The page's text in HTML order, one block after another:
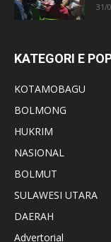
31/
KATEGORI E
KOTAMOBAGU
BOLMONG
HUKRIM
NASIONAL
BOLMUT
SULAWESI UTARA
DAERAH
Advertorial